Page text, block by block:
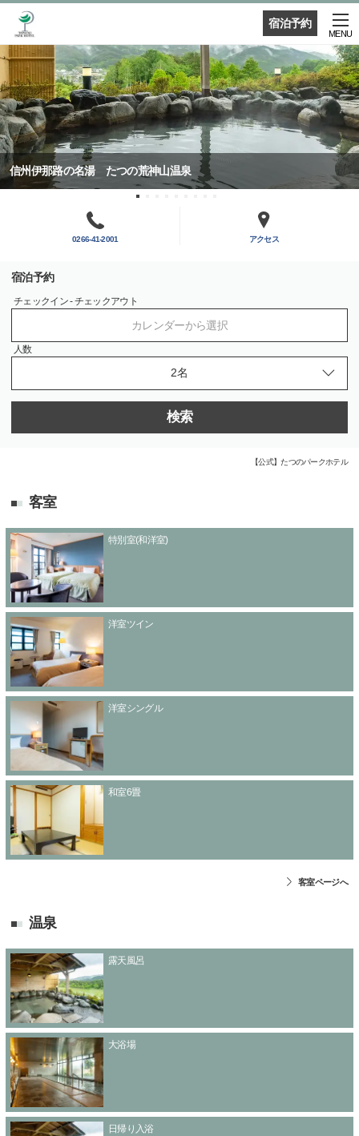
宿泊予約
MENU
信州伊那路の名湯 たつの荒神山温泉
0266-41-2001 アクセス
宿泊予約
チェックイン - チェックアウト
カレンダーから選択
人数
検索
【公式】たつのパークホテル
客室
特別室(和洋室)
洋室ツイン
洋室シングル
和室6畳
客室ページへ
温泉
露天風呂
大浴場
日帰り入浴